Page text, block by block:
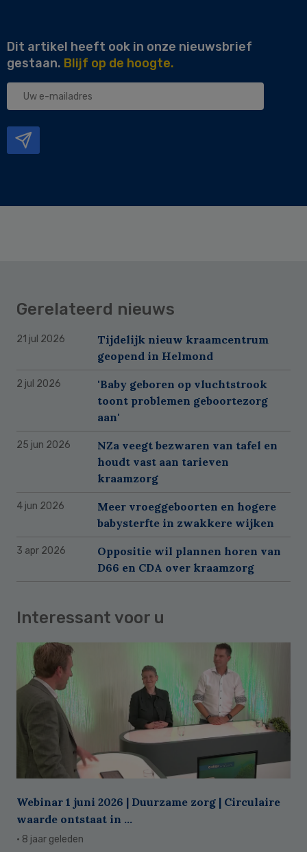
Dit artikel heeft ook in onze nieuwsbrief
gestaan. Blijf op de hoogte.
Uw
Gerelateerd nieuws
21 jul 2026
Tijdelijk nieuw kraamcentrum
geopend in Helmond
2 jul 2026
'Baby geboren op vluchtstrook
toont problemen geboortezorg
aan'
25 jun 2026
NZa veegt bezwaren van tafel en
houdt vast aan tarieven
kraamzorg
4 jun 2026
Meer vroeggeboorten en hogere
babysterfte in zwakkere wijken
3 apr 2026
Oppositie wil plannen horen van
D66 en CDA over kraamzorg
Interessant voor u
Webinar 1 juni 2026 | Duurzame zorg | Circulaire
waarde ontstaat in ...
· 8 jaar geleden